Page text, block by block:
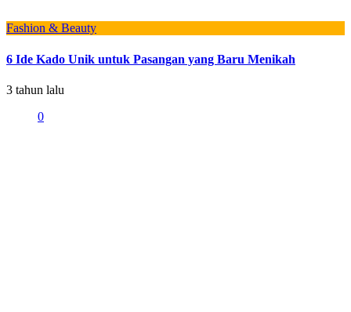
Fashion & Beauty
6 Ide Kado Unik untuk Pasangan yang Baru Menikah
3 tahun lalu
0